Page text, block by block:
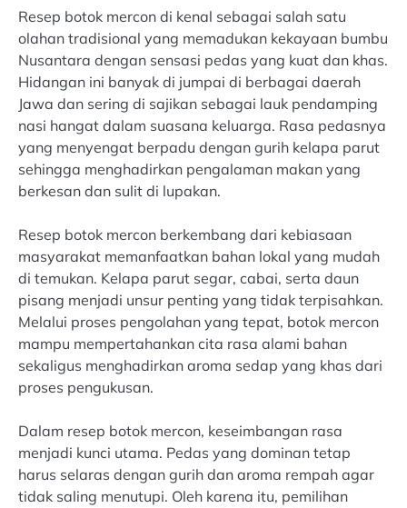
Resep botok mercon di kenal sebagai salah satu
olahan tradisional yang memadukan kekayaan bumbu
Nusantara dengan sensasi pedas yang kuat dan khas.
Hidangan ini banyak di jumpai di berbagai daerah
Jawa dan sering di sajikan sebagai lauk pendamping
nasi hangat dalam suasana keluarga. Rasa pedasnya
yang menyengat berpadu dengan gurih kelapa parut
sehingga menghadirkan pengalaman makan yang
berkesan dan sulit di lupakan.
Resep botok mercon berkembang dari kebiasaan
masyarakat memanfaatkan bahan lokal yang mudah
di temukan. Kelapa parut segar, cabai, serta daun
pisang menjadi unsur penting yang tidak terpisahkan.
Melalui proses pengolahan yang tepat, botok mercon
mampu mempertahankan cita rasa alami bahan
sekaligus menghadirkan aroma sedap yang khas dari
proses pengukusan.
Dalam resep botok mercon, keseimbangan rasa
menjadi kunci utama. Pedas yang dominan tetap
harus selaras dengan gurih dan aroma rempah agar
tidak saling menutupi. Oleh karena itu, pemilihan